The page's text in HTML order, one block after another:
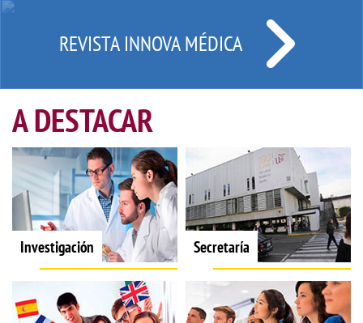
REVISTA INNOVA MÉDICA
A DESTACAR
Investigación Secretaría